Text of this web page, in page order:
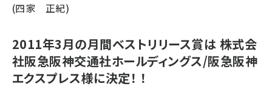
(四家 正紀)
2011年3月の月間ベストリリース賞は 株式会
社阪急阪神交通社ホールディングス/阪急阪神
エクスプレス様に決定！ ！